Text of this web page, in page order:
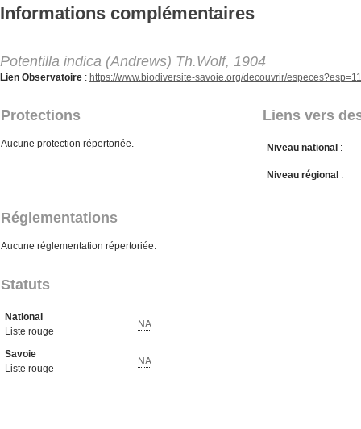
Aller au contenu principal
Informations complémentaires
Potentilla indica (Andrews) Th.Wolf, 1904
Lien Observatoire : https://www.biodiversite-savoie.org/decouvrir/
Protections Liens vers
Aucune protection répertoriée. Niveau national :
Niveau régional :
Réglementations
Aucune réglementation répertoriée.
Statuts
National
Liste rouge
NA
Savoie
Liste rouge
NA